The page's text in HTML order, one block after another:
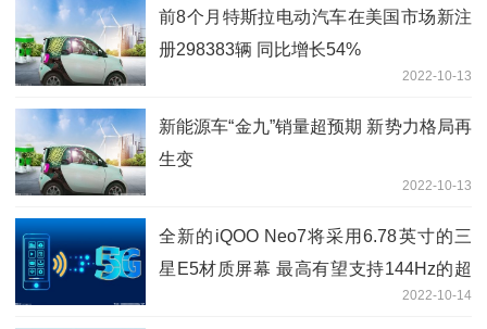
前8个月特斯拉电动汽车在美国市场新注
册298383辆 同比增长54%
2022-10-13
新能源车“金九”销量超预期 新势力格局再
生变
2022-10-13
全新的iQOO Neo7将采用6.78英寸的三
星E5材质屏幕 最高有望支持144Hz的超
2022-10-14